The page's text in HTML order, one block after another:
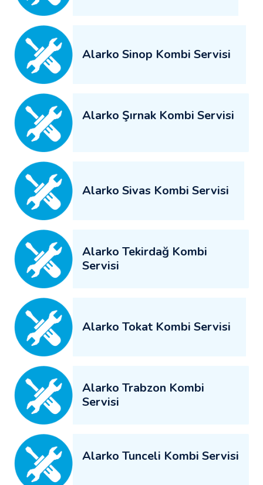
Alarko Sinop Kombi Servisi
Alarko Şırnak Kombi Servisi
Alarko Sivas Kombi Servisi
Alarko Tekirdağ Kombi
Servisi
Alarko Tokat Kombi Servisi
Alarko Trabzon Kombi
Servisi
Alarko Tunceli Kombi Servisi